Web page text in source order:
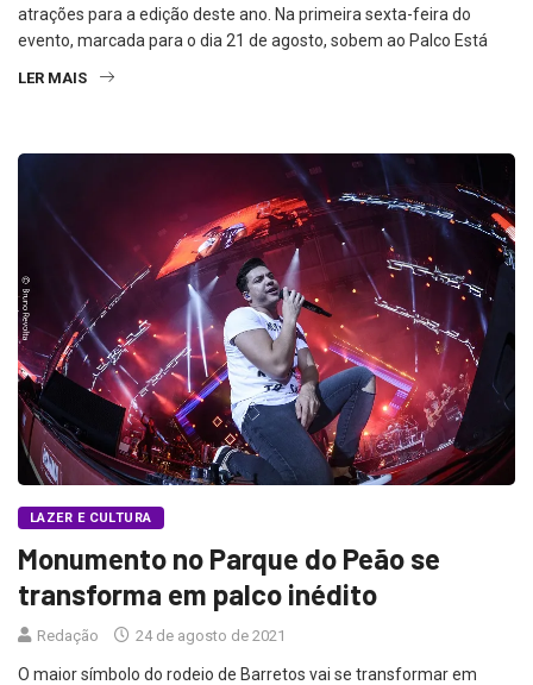
atrações para a edição deste ano. Na primeira sexta-feira do
evento, marcada para o dia 21 de agosto, sobem ao Palco Está
LER MAIS
LAZER E CULTURA
Monumento no Parque do Peão se
transforma em palco inédito
Redação 24 de agosto de 2021
O maior símbolo do rodeio de Barretos vai se transformar em